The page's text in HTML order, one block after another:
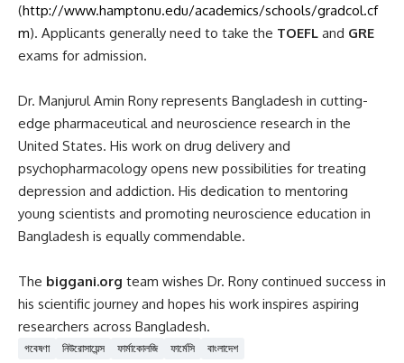
(http://www.hamptonu.edu/academics/schools/gradcol.cf
m). Applicants generally need to take the TOEFL and GRE
exams for admission.
Dr. Manjurul Amin Rony represents Bangladesh in cutting-
edge pharmaceutical and neuroscience research in the
United States. His work on drug delivery and
psychopharmacology opens new possibilities for treating
depression and addiction. His dedication to mentoring
young scientists and promoting neuroscience education in
Bangladesh is equally commendable.
The biggani.org team wishes Dr. Rony continued success in
his scientific journey and hopes his work inspires aspiring
researchers across Bangladesh.
গবেষণা নিউরোসায়েন্স ফার্মাকোলজি ফার্মেসি বাংলাদেশ